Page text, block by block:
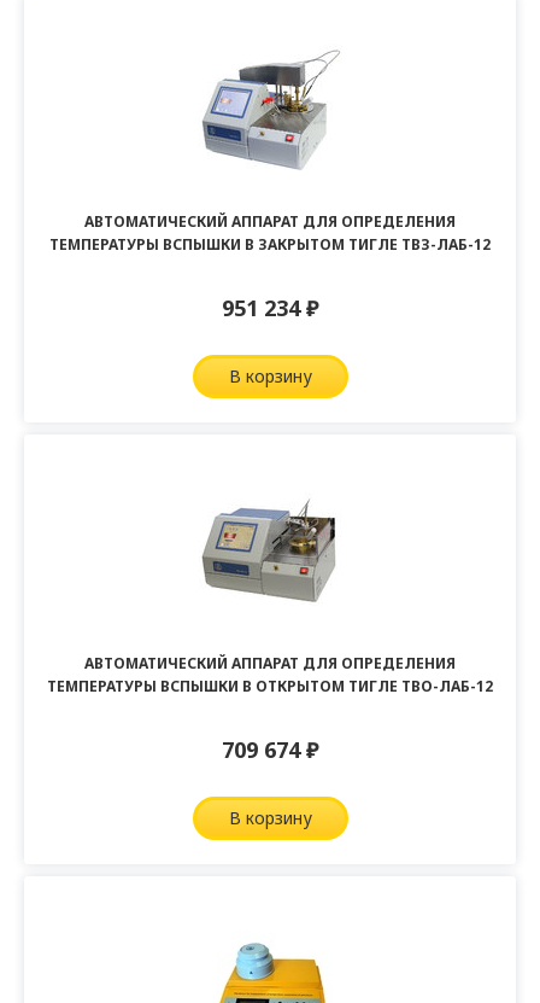
АВТОМАТИЧЕСКИЙ АППАРАТ ДЛЯ ОПРЕДЕЛЕНИЯ
ТЕМПЕРАТУРЫ ВСПЫШКИ В ЗАКРЫТОМ ТИГЛЕ ТВЗ-ЛАБ-12
951 234₽
в корзину
АВТОМАТИЧЕСКИЙ АППАРАТ ДЛЯ ОПРЕДЕЛЕНИЯ
ТЕМПЕРАТУРЫ ВСПЫШКИ В ОТКРЫТОМ ТИГЛЕ ТВО-ЛАБ-12
709 674₽
в корзину